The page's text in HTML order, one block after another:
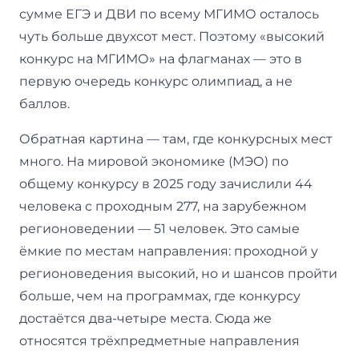
сумме ЕГЭ и ДВИ по всему МГИМО осталось
чуть больше двухсот мест. Поэтому «высокий
конкурс на МГИМО» на флагманах — это в
первую очередь конкурс олимпиад, а не
баллов.
Обратная картина — там, где конкурсных мест
много. На мировой экономике (МЭО) по
общему конкурсу в 2025 году зачислили 44
человека с проходным 277, на зарубежном
регионоведении — 51 человек. Это самые
ёмкие по местам направления: проходной у
регионоведения высокий, но и шансов пройти
больше, чем на программах, где конкурсу
достаётся два-четыре места. Сюда же
относятся трёхпредметные направления